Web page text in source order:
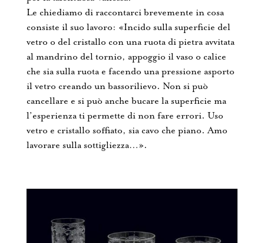
Le chiediamo di raccontarci brevemente in cosa
consiste il suo lavoro: «Incido sulla superficie del
vetro o del cristallo con una ruota di pietra avvitata
al mandrino del tornio, appoggio il vaso o calice
che sia sulla ruota e facendo una pressione asporto
il vetro creando un bassorilievo. Non si può
cancellare e si può anche bucare la superficie ma
l’esperienza ti permette di non fare errori. Uso
vetro e cristallo soffiato, sia cavo che piano. Amo
lavorare sulla sottigliezza…».